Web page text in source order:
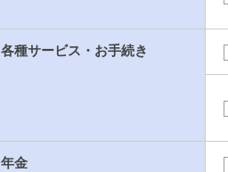
各種サービス・お手続き
年金